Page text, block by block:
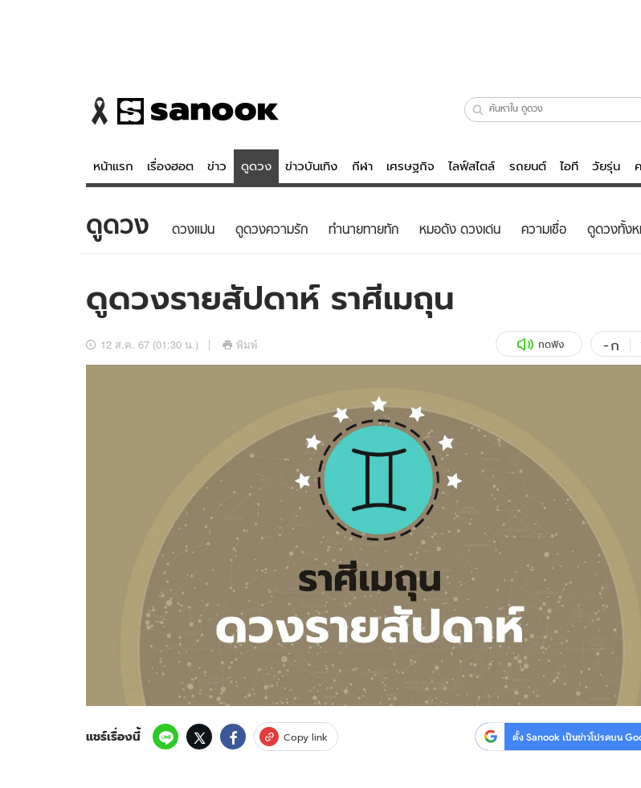
หน้าแรก เรื่องฮอต ข่าว ดูดวง ข่าวบันเทิง กีฬา เศรษฐกิจ ไลฟ์สไตล์ รถยนต์ ไอที วัยรุ่น
ข่าว
ข่าวบันเทิง
ดูดวง - ตรวจหวย
สถิติหวยไทย
ไลฟ์สไตล์
รถยนต์
Tasteful Thailand
Sanook Choice
ดาวน์โหลดสนุกแอปฟรี ติดตามสนุกโซเชียลได้ที่
สงวนลิขสิทธิ์ © 2569 บริษัท อิมเมจ ฟิวเจอร์ (ประเทศไทย) จำกัด
ดูดวง ดวงแม่น ดูดวงความรัก ทํานายทายทัก หมอดัง ดวงเด่น ความเชื่อ ดูดวงทั้ง
ดูดวงรายสัปดาห์ ราศีเมถุน
12 ส.ค. 67 (01:30 น.) พิมพ์ กดฟัง -ก
แชร์เรื่องนี้ Copy link ตั้ง Sanook เป็นข่าวโปรดบน